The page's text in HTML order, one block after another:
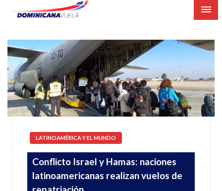
LATINOAMÉRICA Y EL MUNDO
Conflicto Israel y Hamas: naciones
latinoamericanas realizan vuelos de